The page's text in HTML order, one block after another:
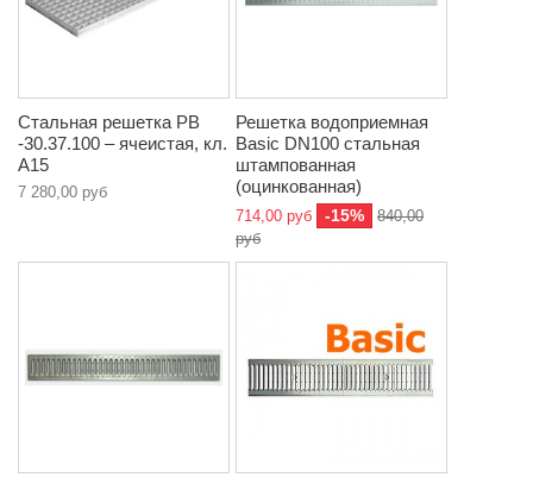
Стальная решетка РВ
-30.37.100 – ячеистая, кл.
A15
7 280,00 руб
Решетка водоприемная
Basic DN100 стальная
штампованная
(оцинкованная)
714,00 руб -15%
840,00
руб